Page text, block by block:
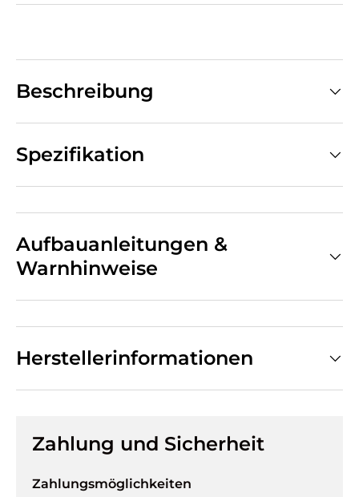
Beschreibung
Spezifikation
Aufbauanleitungen &
Warnhinweise
Herstellerinformationen
Zahlung und Sicherheit
Zahlungsmöglichkeiten